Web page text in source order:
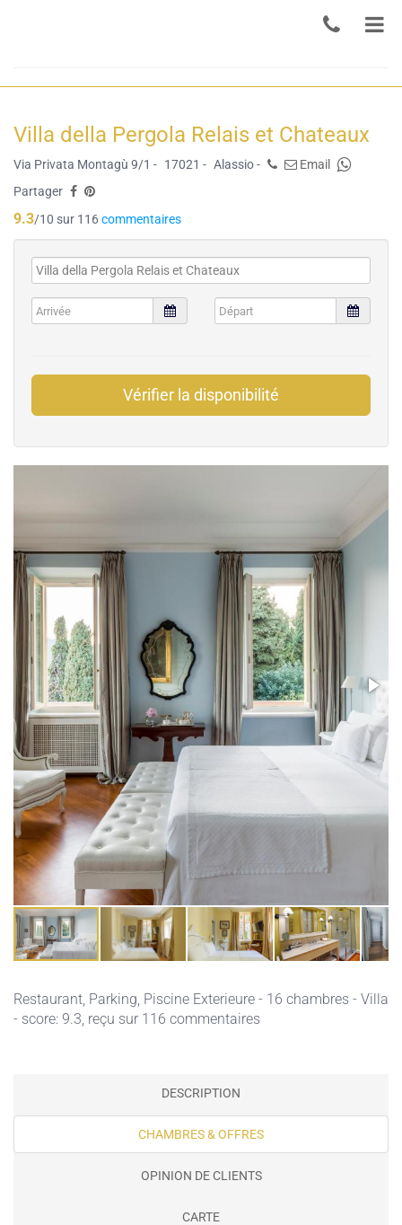
Villa della Pergola Relais et Chateaux
Via Privata Montagù 9/1 - 17021 - Alassio -
Email
Partager
9.3/10 sur 116commentaires
Vérifier la disponibilité
Restaurant, Parking, Piscine Exterieure - 16 chambres - Villa
- score: 9.3, reçu sur 116 commentaires
DESCRIPTION
CHAMBRES & OFFRES
OPINION DE CLIENTS
CARTE